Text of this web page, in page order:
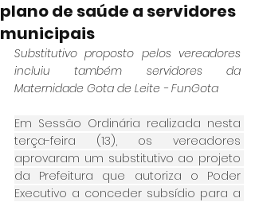
plano de saúde a servidores
municipais
Substitutivo proposto pelos vereadores
incluiu também servidores da
Maternidade Gota de Leite - FunGota
Em Sessão Ordinária realizada nesta
terça-feira (13), os vereadores
aprovaram um substitutivo ao projeto
da Prefeitura que autoriza o Poder
Executivo a conceder subsídio para a